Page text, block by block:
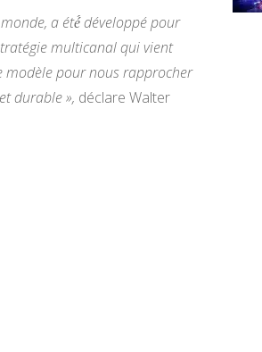
a été́ développé pour
multicanal qui vient
pour nous rapprocher
durable », déclare Walter